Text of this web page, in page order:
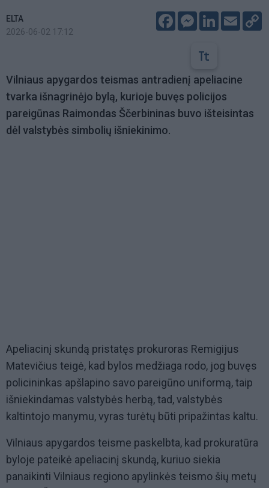
ELTA
2026-06-02 17:12
FacebookMessenger
LinkedIn
Email
Vilniaus apygardos teismas antradienį apeliacine
tvarka išnagrinėjo bylą, kurioje buvęs policijos
pareigūnas Raimondas Ščerbininas buvo išteisintas
dėl valstybės simbolių išniekinimo.
Apeliacinį skundą pristatęs prokuroras Remigijus
Matevičius teigė, kad bylos medžiaga rodo, jog buvęs
policininkas apšlapino savo pareigūno uniformą, taip
išniekindamas valstybės herbą, tad, valstybės
kaltintojo manymu, vyras turėtų būti pripažintas kaltu.
Vilniaus apygardos teisme paskelbta, kad prokuratūra
byloje pateikė apeliacinį skundą, kuriuo siekia
panaikinti Vilniaus regiono apylinkės teismo šių metų